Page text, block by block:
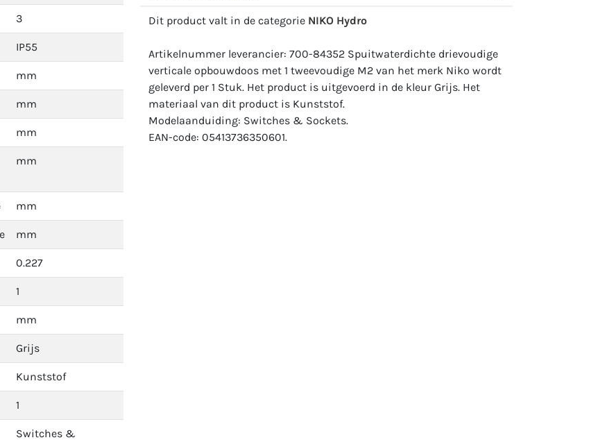
3
IP55
mm
mm
mm
mm
mm
mm
0.227
1
mm
Grijs
Kunststof
1
Switches &
Dit product valt in de categorie NIKO Hydro
Artikelnummer leverancier: 700-84352 Spuitwaterdichte drievoudige
verticale opbouwdoos met 1 tweevoudige M2 van het merk Niko wordt
geleverd per 1 Stuk. Het product is uitgevoerd in de kleur Grijs. Het
materiaal van dit product is Kunststof.
Modelaanduiding: Switches & Sockets.
EAN-code: 05413736350601.